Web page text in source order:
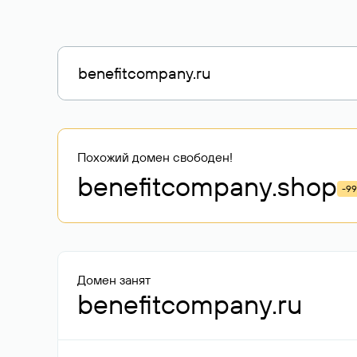
Похожий домен свободен!
benefitcompany.shop -
Домен занят
benefitcompany.ru